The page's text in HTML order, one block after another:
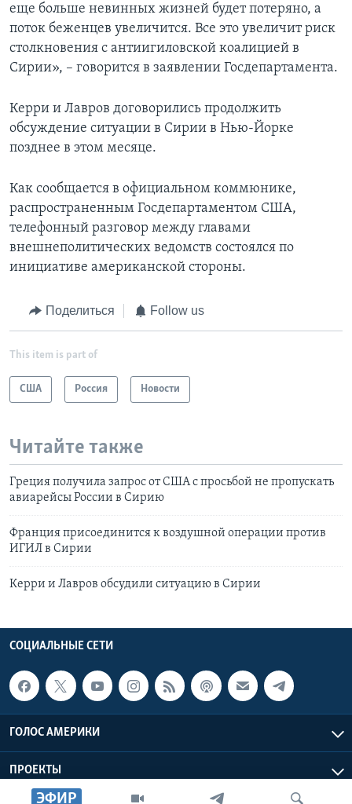
ЭФИР
еще больше невинных жизней будет потеряно, а
поток беженцев увеличится. Все это увеличит риск
столкновения с антиигиловской коалицией в
Сирии», – говорится в заявлении Госдепартамента.
Керри и Лавров договорились продолжить
обсуждение ситуации в Сирии в Нью-Йорке
позднее в этом месяце.
Как сообщается в официальном коммюнике,
распространенным Госдепартаментом США,
телефонный разговор между главами
внешнеполитических ведомств состоялся по
инициативе американской стороны.
Поделиться Follow us
This item is part of
США Россия Новости
Читайте также
Греция получила запрос от США с просьбой не пропускать
авиарейсы России в Сирию
Франция присоединится к воздушной операции против
ИГИЛ в Сирии
Керри и Лавров обсудили ситуацию в Сирии
СОЦИАЛЬНЫЕ СЕТИ
ГОЛОС АМЕРИКИ
ПРОЕКТЫ